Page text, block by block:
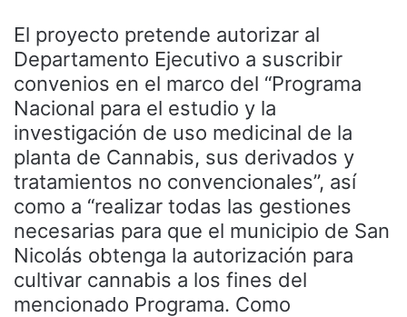
El proyecto pretende autorizar al
Departamento Ejecutivo a suscribir
convenios en el marco del “Programa
Nacional para el estudio y la
investigación de uso medicinal de la
planta de Cannabis, sus derivados y
tratamientos no convencionales”, así
como a “realizar todas las gestiones
necesarias para que el municipio de San
Nicolás obtenga la autorización para
cultivar cannabis a los fines del
mencionado Programa. Como